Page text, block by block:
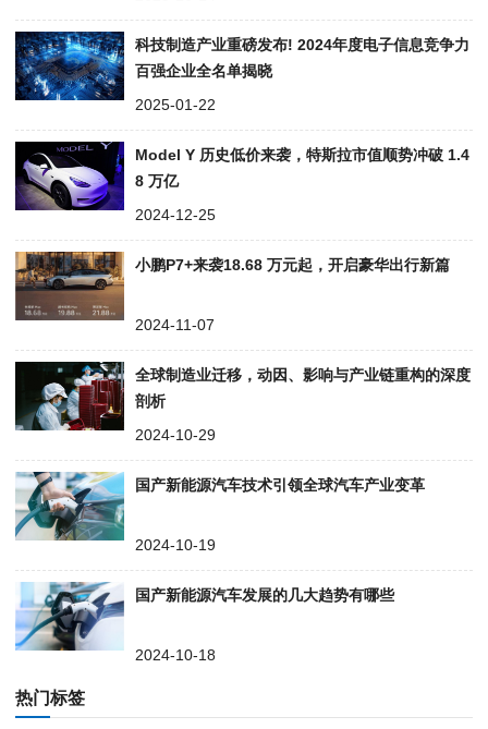
科技制造产业重磅发布! 2024年度电子信息竞争力
百强企业全名单揭晓
2025-01-22
Model Y 历史低价来袭，特斯拉市值顺势冲破 1.4
8 万亿
2024-12-25
小鹏P7+来袭18.68 万元起，开启豪华出行新篇
2024-11-07
全球制造业迁移，动因、影响与产业链重构的深度
剖析
2024-10-29
国产新能源汽车技术引领全球汽车产业变革
2024-10-19
国产新能源汽车发展的几大趋势有哪些
2024-10-18
热门标签